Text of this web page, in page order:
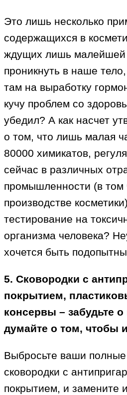
Это лишь несколько
содержащихся в
ждущих лишь малейшей
проникнуть в наше
там на выработку
кучу проблем со
убедил? А как насчет
о том, что лишь малая
80000 химикатов,
сейчас в различных
промышленности (в том
производстве
тестирование на
организма человека?
хочется быть
5. Сковородки с
покрытием,
консервы – забудьте
думайте о том, чтобы
Выбросьте ваши полные
сковородки с
покрытием, и замените